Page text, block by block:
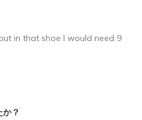
in that shoe I would need 9
？